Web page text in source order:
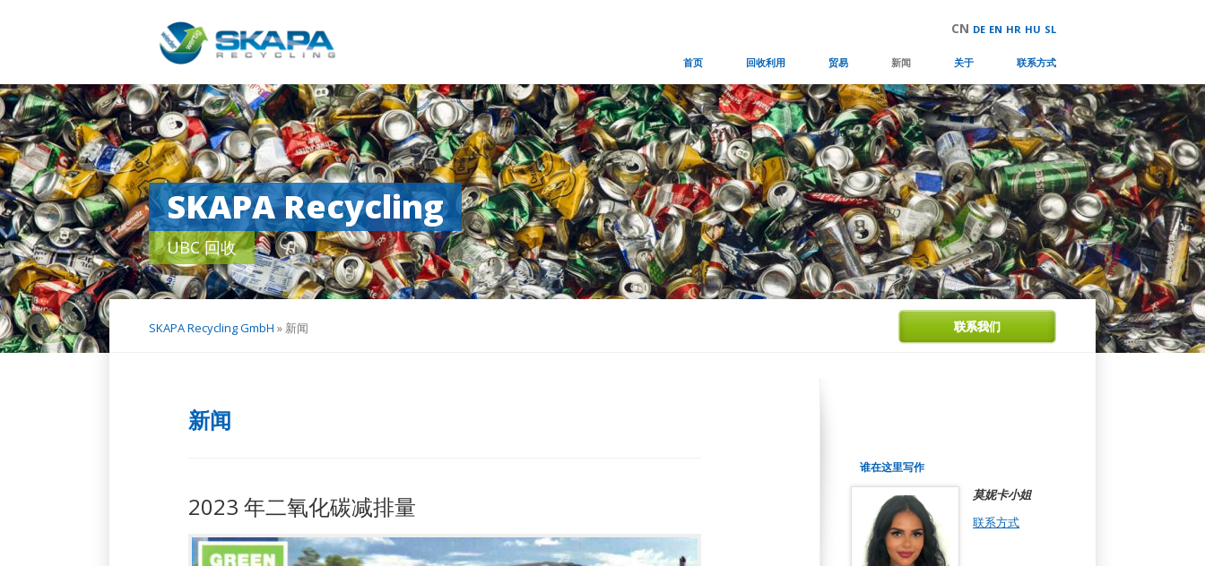
CN DE EN HR HU SL
navigation
首页 回收利用 贸易 新闻 关于 联系方式
Skip
navigation
SKAPA Recycling
UBC 回收
SKAPA Recycling GmbH » 新闻 联系我们
新闻
2023 年二氧化碳减排量
谁在这里写作
莫妮卡小姐
联系方式